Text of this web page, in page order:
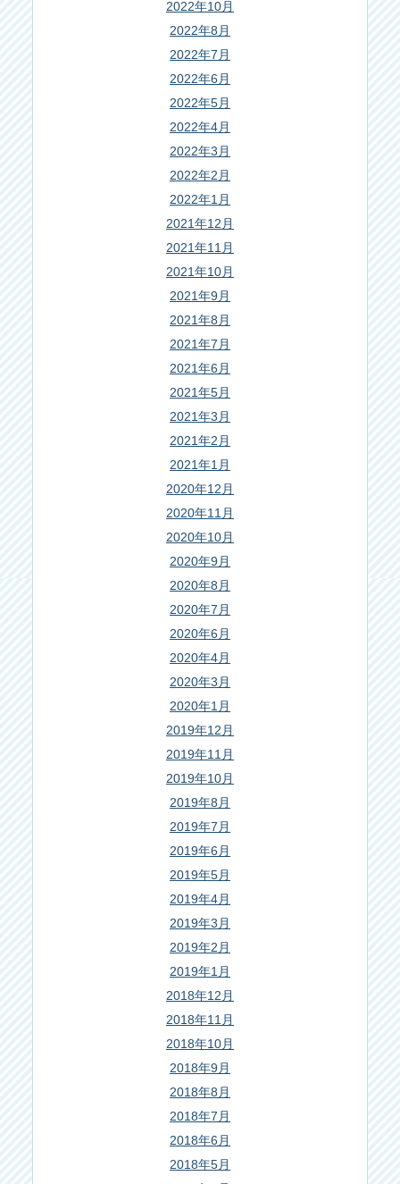
2022年10月
2022年8月
2022年7月
2022年6月
2022年5月
2022年4月
2022年3月
2022年2月
2022年1月
2021年12月
2021年11月
2021年10月
2021年9月
2021年8月
2021年7月
2021年6月
2021年5月
2021年3月
2021年2月
2021年1月
2020年12月
2020年11月
2020年10月
2020年9月
2020年8月
2020年7月
2020年6月
2020年4月
2020年3月
2020年1月
2019年12月
2019年11月
2019年10月
2019年8月
2019年7月
2019年6月
2019年5月
2019年4月
2019年3月
2019年2月
2019年1月
2018年12月
2018年11月
2018年10月
2018年9月
2018年8月
2018年7月
2018年6月
2018年5月